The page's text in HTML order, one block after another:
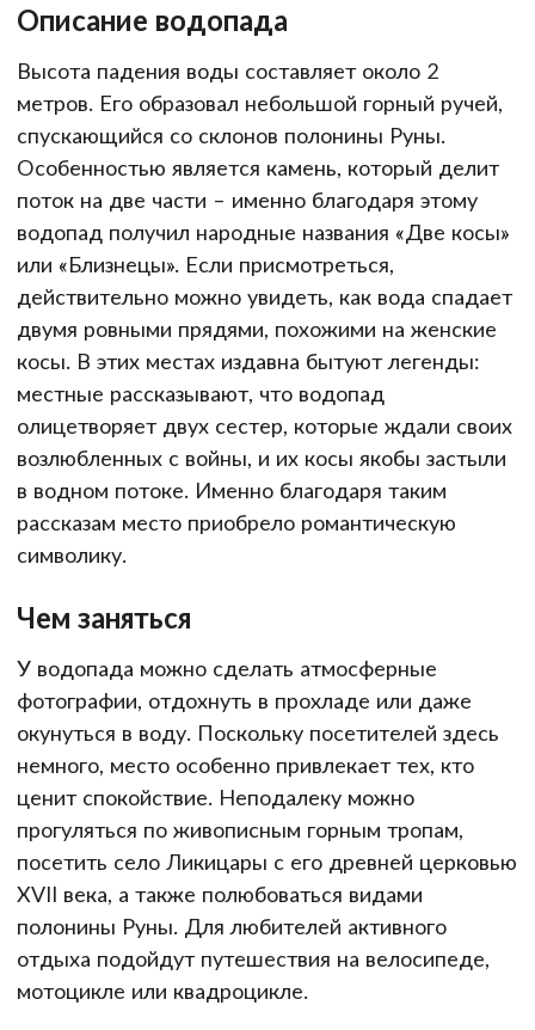
Описание водопада
Высота падения воды составляет около 2
метров. Его образовал небольшой горный ручей,
спускающийся со склонов полонины Руны.
Особенностью является камень, который делит
поток на две части – именно благодаря этому
водопад получил народные названия «Две косы»
или «Близнецы». Если присмотреться,
действительно можно увидеть, как вода спадает
двумя ровными прядями, похожими на женские
косы. В этих местах издавна бытуют легенды:
местные рассказывают, что водопад
олицетворяет двух сестер, которые ждали своих
возлюбленных с войны, и их косы якобы застыли
в водном потоке. Именно благодаря таким
рассказам место приобрело романтическую
символику.
Чем заняться
У водопада можно сделать атмосферные
фотографии, отдохнуть в прохладе или даже
окунуться в воду. Поскольку посетителей здесь
немного, место особенно привлекает тех, кто
ценит спокойствие. Неподалеку можно
прогуляться по живописным горным тропам,
посетить село Ликицары с его древней церковью
XVII века, а также полюбоваться видами
полонины Руны. Для любителей активного
отдыха подойдут путешествия на велосипеде,
мотоцикле или квадроцикле.